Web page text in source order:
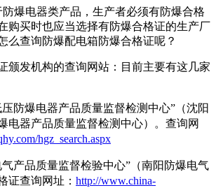
爆电器类产品，生产者必须有防爆合格
购买时也应当选择有防爆合格证的生产厂
么查询防爆配电箱防爆合格证呢？
颁发机构的查询网站：目前主要有这几家
防爆电器产品质量监督检测中心”（沈阳
电器产品质量监督检测中心）。查询网
hgz_search.aspx
产品质量监督检验中心”（南阳防爆电气
证查询网址： http://www.china-